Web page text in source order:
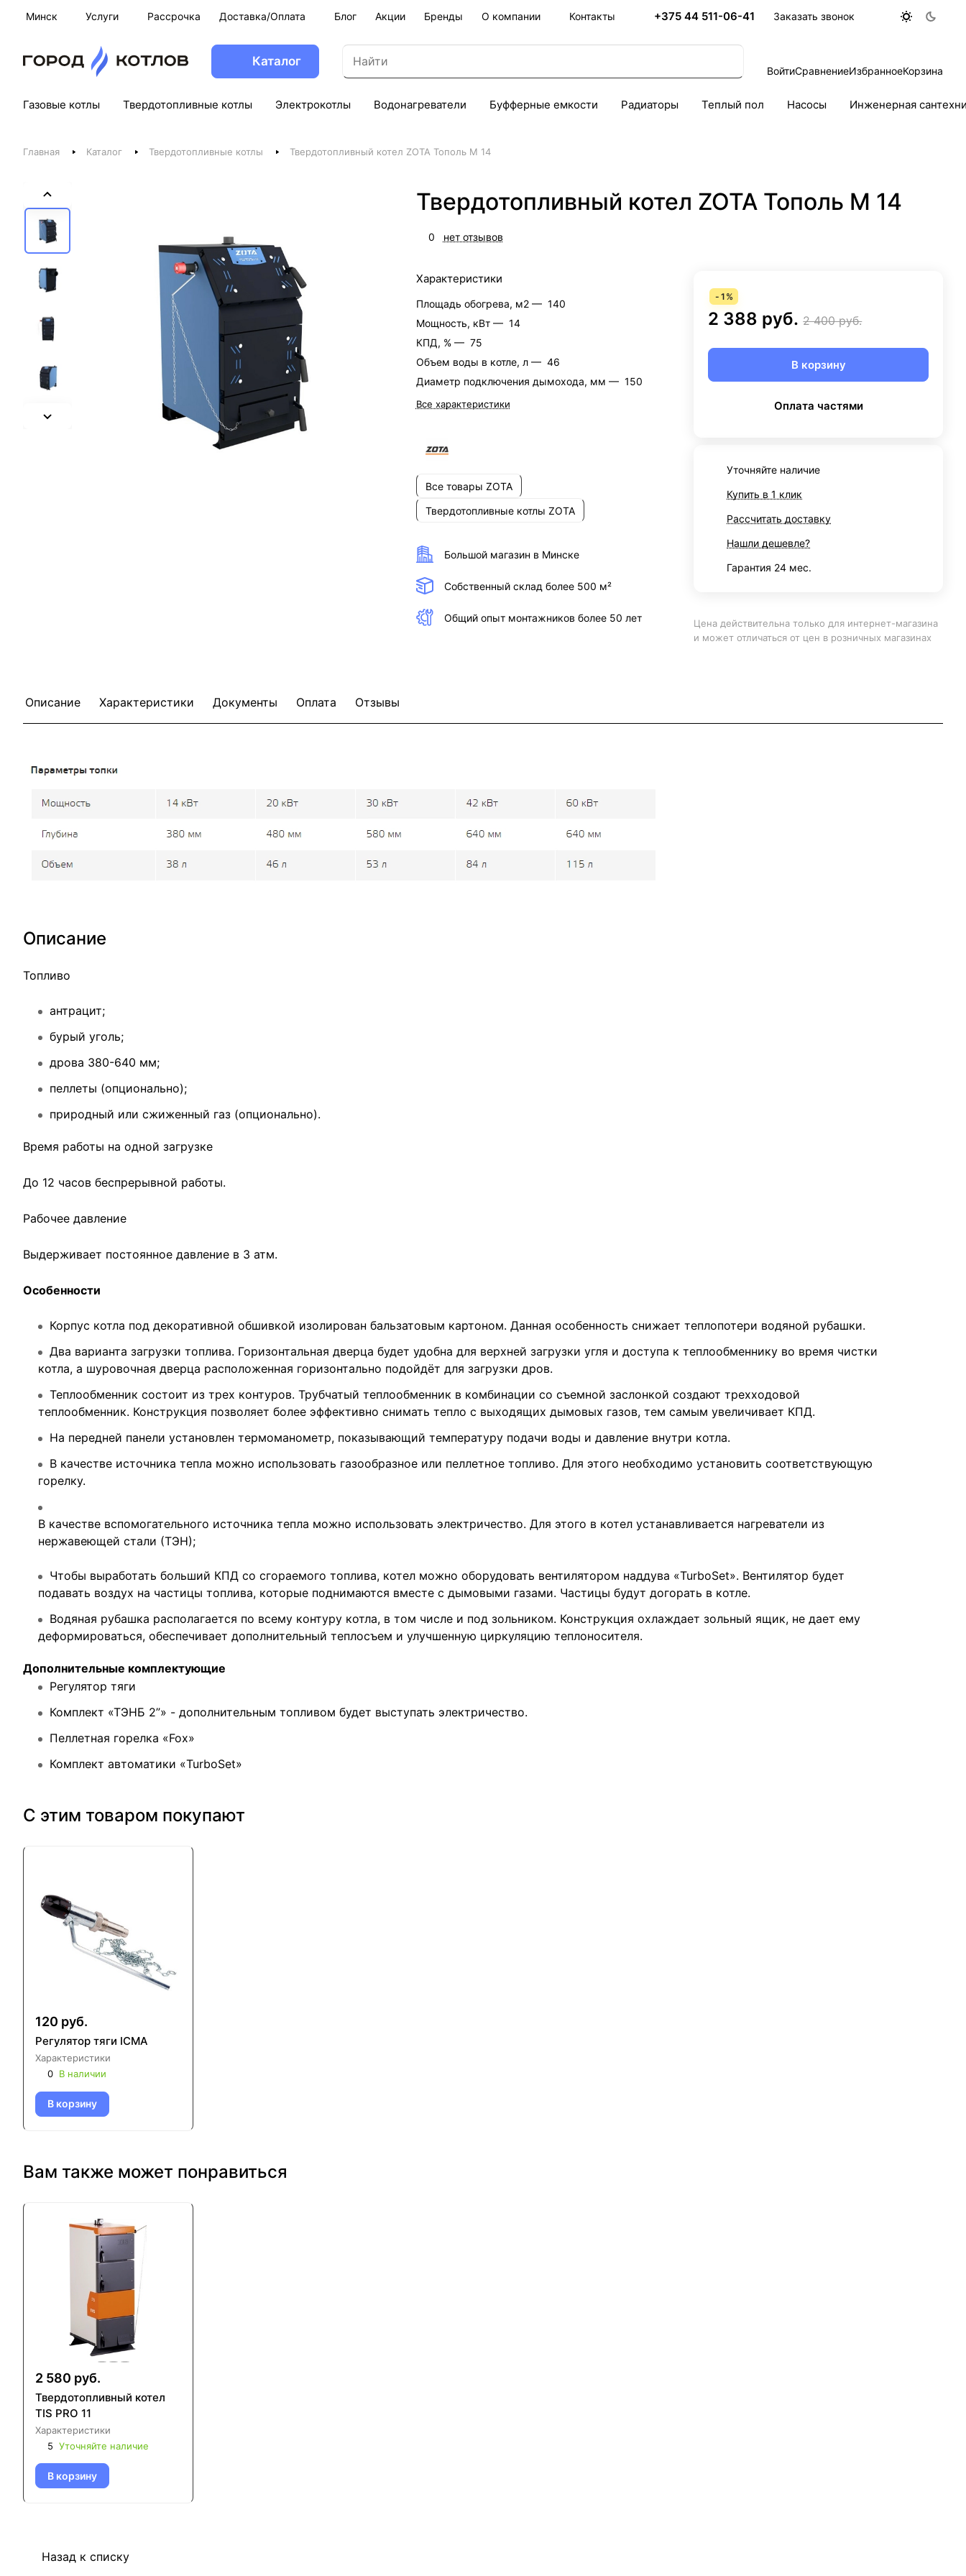
Минск Услуги Рассрочка Доставка/Оплата Блог Акции Бренды О компании Контакты +375 44 511-06-41 Заказать звонок
Каталог
ВойтиСравнениеИзбранноеКорзина
Газовые котлы Твердотопливные котлы Электрокотлы Водонагреватели Буфферные емкости Радиаторы Теплый пол Насосы Инженерная
Главная Каталог Твердотопливные котлы Твердотопливный котел ZOTA Тополь М 14
Твердотопливный котел ZOTA Тополь М 14
0 нет отзывов
Характеристики
Площадь обогрева, м2 — 140
Мощность, кВт — 14
КПД, % — 75
Объем воды в котле, л — 46
Диаметр подключения дымохода, мм — 150
Все характеристики
Все товары ZOTA
Твердотопливные котлы ZOTA
Большой магазин в Минске
Собственный склад более 500 м²
Общий опыт монтажников более 50 лет
- 1 %
2 388 руб. 2 400 руб.
В корзину
Оплата частями
Уточняйте наличие
Купить в 1 клик
Рассчитать доставку
Нашли дешевле?
Гарантия 24 мес.
Цена действительна только для интернет-магазина
и может отличаться от цен в розничных магазинах
Описание Характеристики Документы Оплата Отзывы
Описание
Топливо
антрацит;
бурый уголь;
дрова 380-640 мм;
пеллеты (опционально);
природный или сжиженный газ (опционально).
Время работы на одной загрузке
До 12 часов беспрерывной работы.
Рабочее давление
Выдерживает постоянное давление в 3 атм.
Особенности
Корпус котла под декоративной обшивкой изолирован бальзатовым картоном. Данная особенность снижает теплопотери водяной рубашки.
Два варианта загрузки топлива. Горизонтальная дверца будет удобна для верхней загрузки угля и доступа к теплообменнику во время чистки
котла, а шуровочная дверца расположенная горизонтально подойдёт для загрузки дров.
Теплообменник состоит из трех контуров. Трубчатый теплообменник в комбинации со съемной заслонкой создают трехходовой
теплообменник. Конструкция позволяет более эффективно снимать тепло с выходящих дымовых газов, тем самым увеличивает КПД.
На передней панели установлен термоманометр, показывающий температуру подачи воды и давление внутри котла.
В качестве источника тепла можно использовать газообразное или пеллетное топливо. Для этого необходимо установить соответствующую
горелку.
В качестве вспомогательного источника тепла можно использовать электричество. Для этого в котел устанавливается нагреватели из
нержавеющей стали (ТЭН);
Чтобы выработать больший КПД со сгораемого топлива, котел можно оборудовать вентилятором наддува «TurboSet». Вентилятор будет
подавать воздух на частицы топлива, которые поднимаются вместе с дымовыми газами. Частицы будут догорать в котле.
Водяная рубашка располагается по всему контуру котла, в том числе и под зольником. Конструкция охлаждает зольный ящик, не дает ему
деформироваться, обеспечивает дополнительный теплосъем и улучшенную циркуляцию теплоносителя.
Дополнительные комплектующие
Регулятор тяги
Комплект «ТЭНБ 2”» - дополнительным топливом будет выступать электричество.
Пеллетная горелка «Fox»
Комплект автоматики «TurboSet»
С этим товаром покупают
120 руб.
Регулятор тяги ICMA
Характеристики
0 В наличии
В корзину
Вам также может понравиться
2 580 руб.
Твердотопливный котел
TIS PRO 11
Характеристики
5 Уточняйте наличие
В корзину
Назад к списку